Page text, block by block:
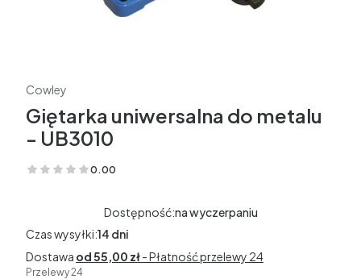
Cowley
Giętarka uniwersalna do metalu
- UB3010
0.00
(Oceny: 0 Recenzje: 0)
Dostępność:na wyczerpaniu
Czas wysyłki:14 dni
Dostawa od 55,00 zł- Płatność przelewy 24
Przelewy 24